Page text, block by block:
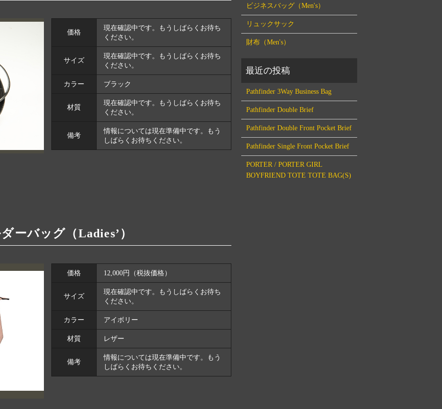
価格
現在確認中です。もうしばらくお待ち
ください。
サイズ
現在確認中です。もうしばらくお待ち
ください。
カラー ブラック
材質
現在確認中です。もうしばらくお待ち
ください。
備考
情報については現在準備中です。もう
しばらくお待ちください。
ーバッグ（Ladies’）
価格 12,000円（税抜価格）
サイズ
現在確認中です。もうしばらくお待ち
ください。
カラー アイボリー
材質 レザー
備考
情報については現在準備中です。もう
しばらくお待ちください。
ビジネスバッグ（Men's）
リュックサック
財布（Men's）
Pathfinder 3Way Business Bag
Pathfinder Double Brief
Pathfinder Double Front Pocket Brief
Pathfinder Single Front Pocket Brief
PORTER / PORTER GIRL
BOYFRIEND TOTE TOTE BAG(S)